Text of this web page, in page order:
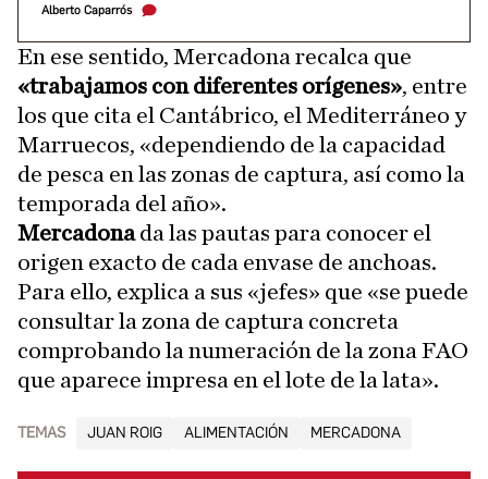
Alberto Caparrós
En ese sentido, Mercadona recalca que
«trabajamos con diferentes orígenes», entre
los que cita el Cantábrico, el Mediterráneo y
Marruecos, «dependiendo de la capacidad
de pesca en las zonas de captura, así como la
temporada del año».
Mercadonada las pautas para conocer el
origen exacto de cada envase de anchoas.
Para ello, explica a sus «jefes» que «se puede
consultar la zona de captura concreta
comprobando la numeración de la zona FAO
que aparece impresa en el lote de la lata».
TEMAS JUAN ROIG ALIMENTACIÓN MERCADONA